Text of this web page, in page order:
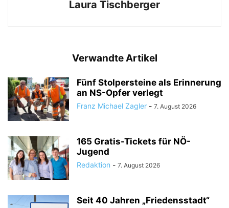
Laura Tischberger
Verwandte Artikel
Fünf Stolpersteine als Erinnerung
an NS-Opfer verlegt
Franz Michael Zagler - 7. August 2026
165 Gratis-Tickets für NÖ-
Jugend
Redaktion - 7. August 2026
Seit 40 Jahren „Friedensstadt“